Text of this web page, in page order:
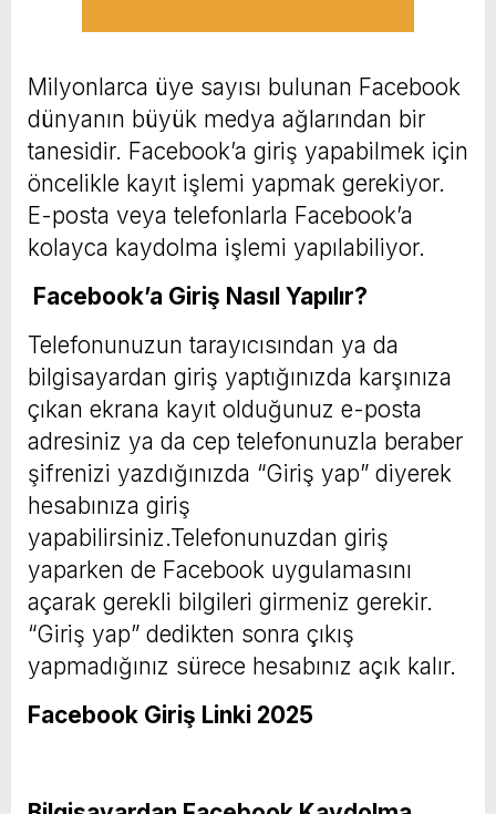
Milyonlarca üye sayısı bulunan Facebook
dünyanın büyük medya ağlarından bir
tanesidir. Facebook’a giriş yapabilmek için
öncelikle kayıt işlemi yapmak gerekiyor.
E-posta veya telefonlarla Facebook’a
kolayca kaydolma işlemi yapılabiliyor.
Facebook’a Giriş Nasıl Yapılır?
Telefonunuzun tarayıcısından ya da
bilgisayardan giriş yaptığınızda karşınıza
çıkan ekrana kayıt olduğunuz e-posta
adresiniz ya da cep telefonunuzla beraber
şifrenizi yazdığınızda “Giriş yap” diyerek
hesabınıza giriş
yapabilirsiniz.Telefonunuzdan giriş
yaparken de Facebook uygulamasını
açarak gerekli bilgileri girmeniz gerekir.
“Giriş yap” dedikten sonra çıkış
yapmadığınız sürece hesabınız açık kalır.
Facebook Giriş Linki 2025